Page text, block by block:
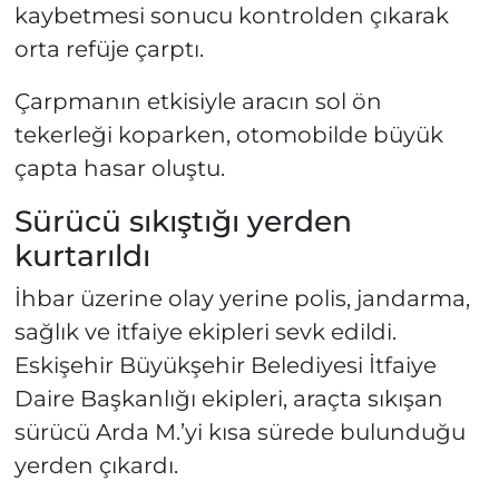
kaybetmesi sonucu kontrolden çıkarak
orta refüje çarptı.
Çarpmanın etkisiyle aracın sol ön
tekerleği koparken, otomobilde büyük
çapta hasar oluştu.
Sürücü sıkıştığı yerden
kurtarıldı
İhbar üzerine olay yerine polis, jandarma,
sağlık ve itfaiye ekipleri sevk edildi.
Eskişehir Büyükşehir Belediyesi İtfaiye
Daire Başkanlığı ekipleri, araçta sıkışan
sürücü Arda M.’yi kısa sürede bulunduğu
yerden çıkardı.